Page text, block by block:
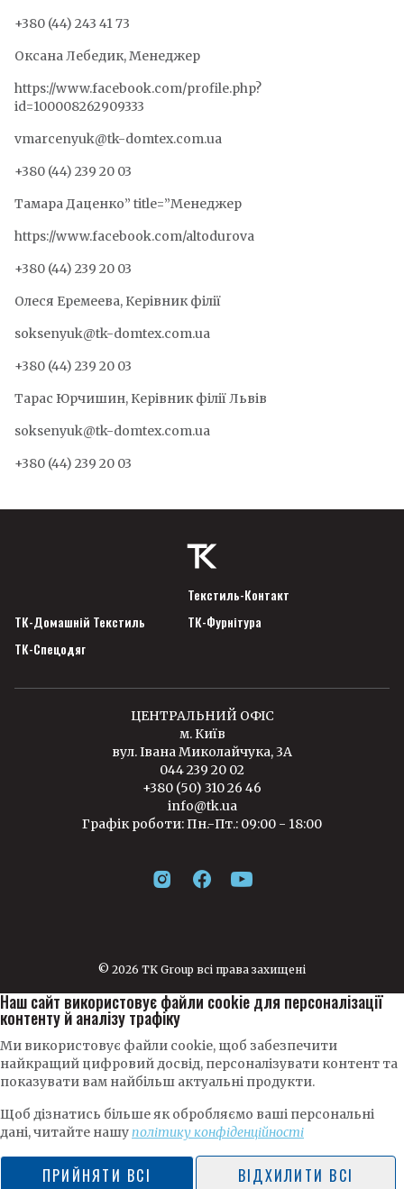
+380 (44) 243 41 73
Оксана Лебедик, Менеджер
https://www.facebook.com/profile.php?
id=100008262909333
vmarcenyuk@tk-domtex.com.ua
+380 (44) 239 20 03
Тамара Даценко” title=”Менеджер
https://www.facebook.com/altodurova
+380 (44) 239 20 03
Олеся Еремеева, Керівник філії
soksenyuk@tk-domtex.com.ua
+380 (44) 239 20 03
Тарас Юрчишин, Керівник філії Львів
soksenyuk@tk-domtex.com.ua
+380 (44) 239 20 03
Текстиль-Контакт
ТК-Домашній Текстиль
ТК-Фурнітура
ТК-Спецодяг
ЦЕНТРАЛЬНИЙ ОФІС
м. Київ
вул. Івана Миколайчука, 3А
044 239 20 02
+380 (50) 310 26 46
info@tk.ua
Графік роботи: Пн.-Пт.: 09:00 - 18:00
© 2026 TK Group всі права захищені
Наш сайт використовує файли cookie для персоналізації
контенту й аналізу трафіку
Ми використовує файли cookie, щоб забезпечити
найкращий цифровий досвід, персоналізувати контент та
показувати вам найбільш актуальні продукти.
Щоб дізнатись більше як обробляємо ваші персональні
дані, читайте нашуполітику конфіденційності
ПРИЙНЯТИ ВСІ ВІДХИЛИТИ ВСІ